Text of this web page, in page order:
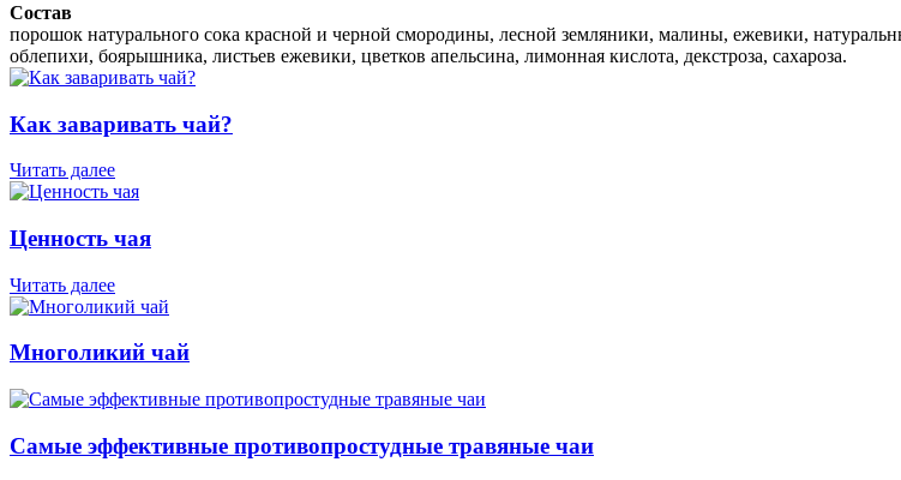
Состав
порошок натурального сока красной и черной смородины, лесной земляники, малины, ежевики,
облепихи, боярышника, листьев ежевики, цветков апельсина, лимонная кислота, декстроза, сахароза.
Как заваривать чай?
Читать далее
Ценность чая
Читать далее
Многоликий чай
Самые эффективные противопростудные травяные чаи